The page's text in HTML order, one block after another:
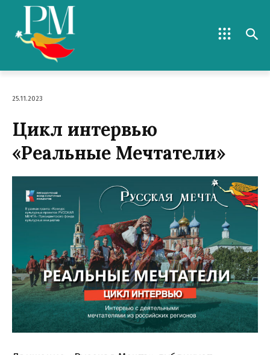
25.11.2023
Цикл интервью
«Реальные Мечтатели»